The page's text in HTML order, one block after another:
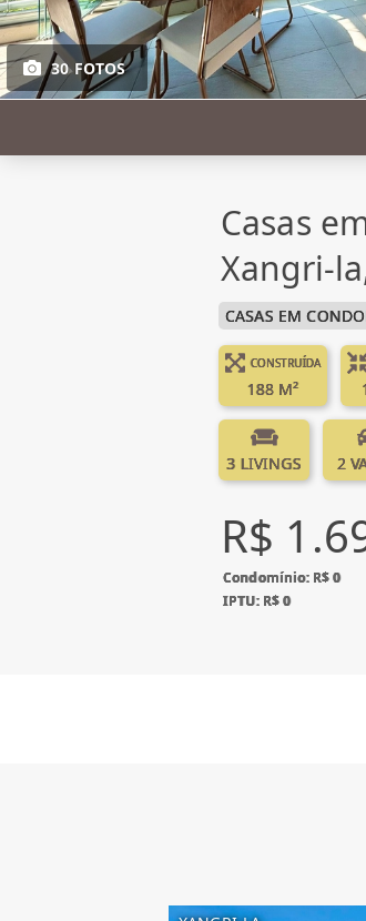
30 FOTOS
Casas
Xangri-
CASAS EM
CONSTRUÍDA
188 M²
3 LIVINGS 2
R$
Condomínio: R$ 0
IPTU: R$ 0